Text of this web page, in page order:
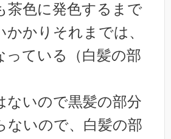
茶色に発色するまで
かかりそれまでは、
っている（白髪の部
ないので黒髪の部分
ないので、白髪の部